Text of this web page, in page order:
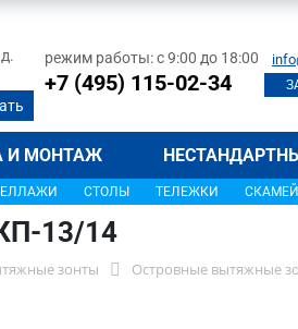
режим работы: с 9:00 до 18:00
+7 (495) 115-02-34
И МОНТАЖ
СТОЛЫ ТЕЛЕЖКИ
13/14
зонты Островные вытяжные